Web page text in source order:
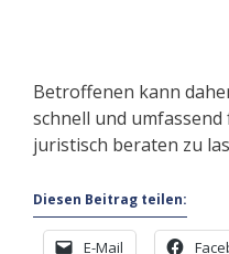
Betroffenen kann
schnell und
juristisch beraten zu
Diesen Beitrag teilen:
E-Mail